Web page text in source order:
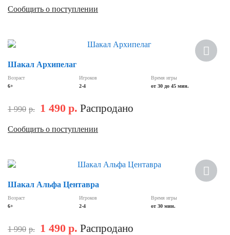
Сообщить о поступлении
Скидка
Шакал Архипелаг
Возраст
6+
Игроков
2-4
Время игры
от 30 до 45 мин.
1 990 р. 1 490 р. Распродано
Сообщить о поступлении
Скидка
Шакал Альфа Центавра
Возраст
6+
Игроков
2-4
Время игры
от 30 мин.
1 990 р. 1 490 р. Распродано